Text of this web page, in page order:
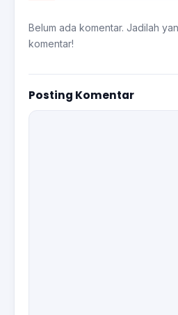
Belum ada komentar. Jadilah
komentar!
Posting Komentar